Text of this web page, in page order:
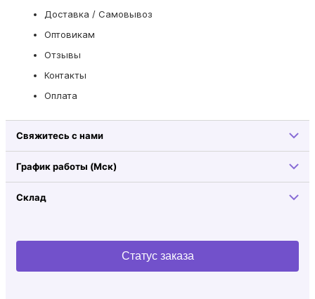
Доставка / Самовывоз
Оптовикам
Отзывы
Контакты
Оплата
Свяжитесь с нами
График работы (Мск)
Склад
Статус заказа